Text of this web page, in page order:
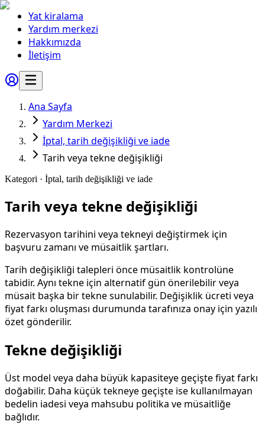
Yat kiralama
Yardım merkezi
Hakkımızda
İletişim
Ana Sayfa
Yardım Merkezi
İptal, tarih değişikliği ve iade
Tarih veya tekne değişikliği
Kategori · İptal, tarih değişikliği ve iade
Tarih veya tekne değişikliği
Rezervasyon tarihini veya tekneyi değiştirmek için
başvuru zamanı ve müsaitlik şartları.
Tarih değişikliği talepleri önce müsaitlik kontrolüne
tabidir. Aynı tekne için alternatif gün önerilebilir veya
müsait başka bir tekne sunulabilir. Değişiklik ücreti veya
fiyat farkı oluşması durumunda tarafınıza onay için yazılı
özet gönderilir.
Tekne değişikliği
Üst model veya daha büyük kapasiteye geçişte fiyat farkı
doğabilir. Daha küçük tekneye geçişte ise kullanılmayan
bedelin iadesi veya mahsubu politika ve müsaitliğe
bağlıdır.